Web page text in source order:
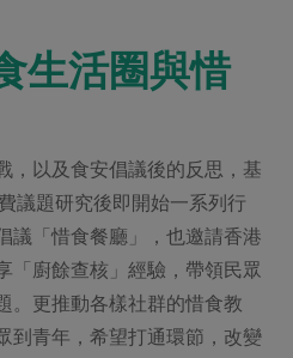
地區活動
生活圈與惜
，以及食安倡議後的反思，基
議題研究後即開始一系列行
議「惜食餐廳」，也邀請香港
「廚餘查核」經驗，帶領民眾
。更推動各樣社群的惜食教
到青年，希望打通環節，改變